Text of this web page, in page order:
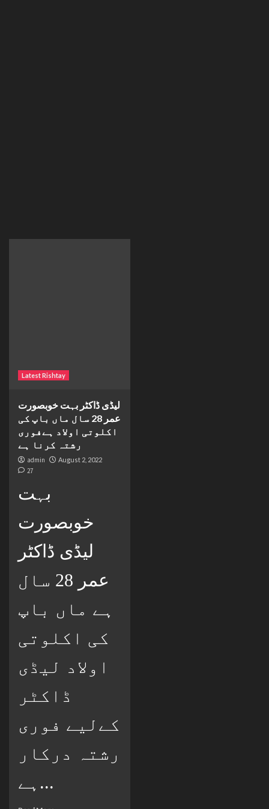
Latest Rishtay
لیڈی ڈاکٹر بہت خوبصورت
عمر 28 سال ماں باپ کی
اکلوتی اولاد ہےفوری
رشتہ کرنا ہے
admin August 2, 2022
27
بہت
خوبصورت
لیڈی ڈاکٹر
عمر 28 سال
ہے ماں باپ
کی اکلوتی
اولاد لیڈی
ڈاکٹر
کےلیے فوری
رشتہ درکار
ہے...